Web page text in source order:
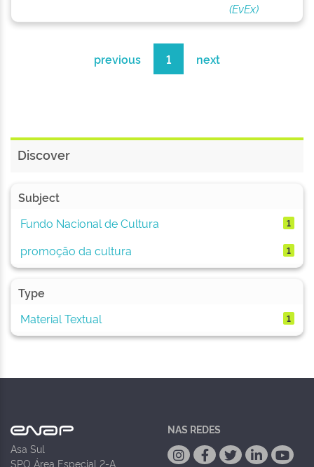
(EvEx)
previous 1 next
Discover
Subject
Fundo Nacional de Cultura
1
promoção da cultura 1
Type
Material Textual
1
Asa Sul
SPO Área Especial 2-A
NAS REDES